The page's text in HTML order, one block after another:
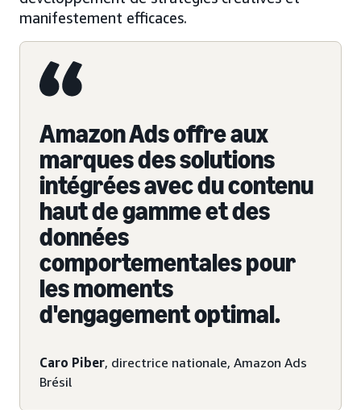
manifestement efficaces.
Amazon Ads offre aux
marques des solutions
intégrées avec du contenu
haut de gamme et des
données
comportementales pour
les moments
d'engagement optimal.
Caro Piber, directrice nationale, Amazon Ads
Brésil